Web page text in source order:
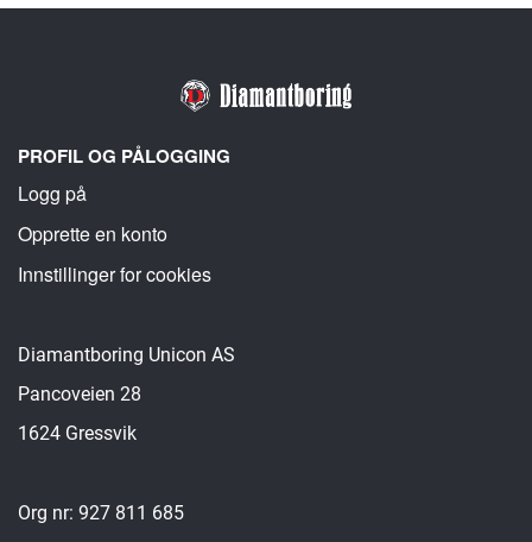
PROFIL OG PÅLOGGING
Logg på
Opprette en konto
Innstillinger for cookies
Diamantboring Unicon AS
Pancoveien 28
1624 Gressvik
Org nr: 927 811 685